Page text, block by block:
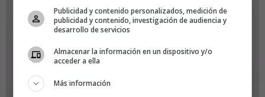
Publicidad y contenido personalizados, medición de
publicidad y contenido, investigación de audiencia y
desarrollo de servicios
Almacenar la información en un dispositivo y/o
acceder a ella
Más información